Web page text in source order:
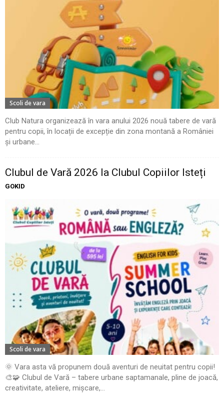
Scoli de vara
Club Natura organizează în vara anului 2026 nouă tabere de vară
pentru copii, în locații de excepție din zona montană a României
și urbane...
Clubul de Vară 2026 la Clubul Copiilor Isteți
GOKID
Scoli de vara
🌞 Vara asta vă propunem două aventuri de neuitat pentru copii!
🎨🧩 Clubul de Vară – tabere urbane saptamanale, pline de joacă,
creativitate, ateliere, mișcare,...